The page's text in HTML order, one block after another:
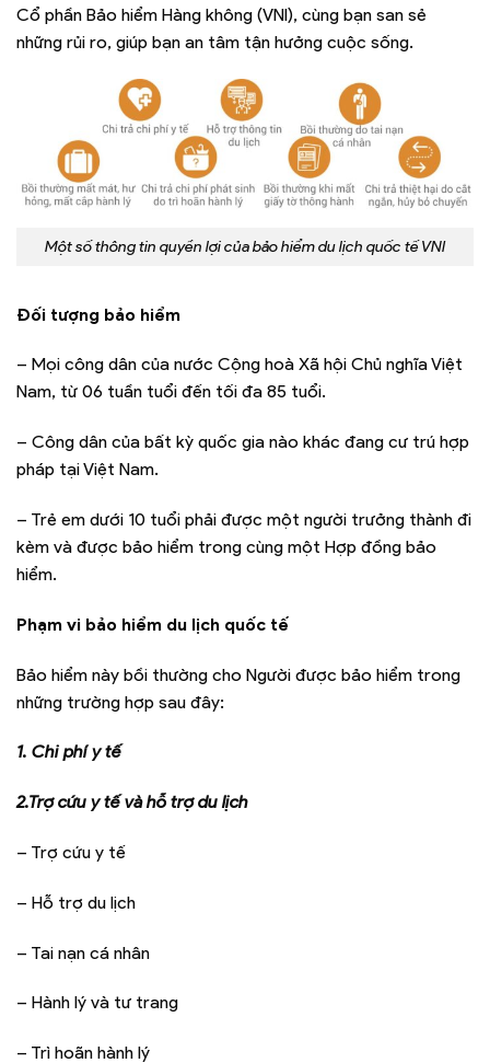
Cổ phần Bảo hiểm Hàng không (VNI), cùng bạn san sẻ
những rủi ro, giúp bạn an tâm tận hưởng cuộc sống.
Một số thông tin quyền lợi của bảo hiểm du lịch quốc tế VNI
Đối tượng bảo hiểm
– Mọi công dân của nước Cộng hoà Xã hội Chủ nghĩa Việt
Nam, từ 06 tuần tuổi đến tối đa 85 tuổi.
– Công dân của bất kỳ quốc gia nào khác đang cư trú hợp
pháp tại Việt Nam.
– Trẻ em dưới 10 tuổi phải được một người trưởng thành đi
kèm và được bảo hiểm trong cùng một Hợp đồng bảo
hiểm.
Phạm vi bảo hiểm du lịch quốc tế
Bảo hiểm này bồi thường cho Người được bảo hiểm trong
những trường hợp sau đây:
1. Chi phí y tế
2.Trợ cứu y tế và hỗ trợ du lịch
– Trợ cứu y tế
– Hỗ trợ du lịch
– Tai nạn cá nhân
– Hành lý và tư trang
– Trì hoãn hành lý